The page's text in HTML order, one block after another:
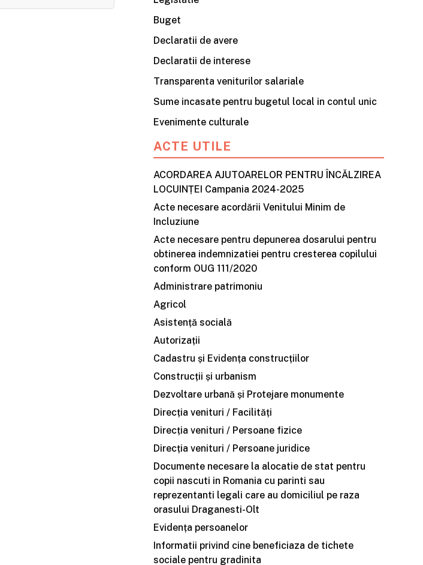
Buget
Declaratii de avere
Declaratii de interese
Transparenta veniturilor salariale
Sume incasate pentru bugetul local in contul unic
Evenimente culturale
ACTE UTILE
ACORDAREA AJUTOARELOR PENTRU ÎNCĂLZIREA
LOCUINȚEI Campania 2024-2025
Acte necesare acordării Venitului Minim de
Incluziune
Acte necesare pentru depunerea dosarului pentru
obtinerea indemnizatiei pentru cresterea copilului
conform OUG 111/2020
Administrare patrimoniu
Agricol
Asistență socială
Autorizații
Cadastru și Evidența construcțiilor
Construcții și urbanism
Dezvoltare urbană și Protejare monumente
Direcția venituri / Facilități
Direcția venituri / Persoane fizice
Direcția venituri / Persoane juridice
Documente necesare la alocatie de stat pentru
copii nascuti in Romania cu parinti sau
reprezentanti legali care au domiciliul pe raza
orasului Draganesti-Olt
Evidența persoanelor
Informatii privind cine beneficiaza de tichete
sociale pentru gradinita